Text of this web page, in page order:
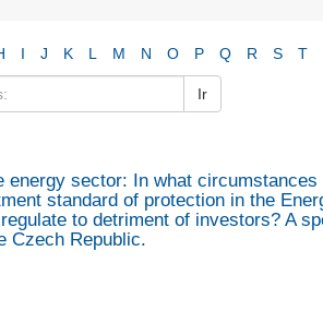
I J K L M N O P Q R S T
Ir
energy sector: In what
standard of protection in the
to detriment of investors? A
Czech Republic.